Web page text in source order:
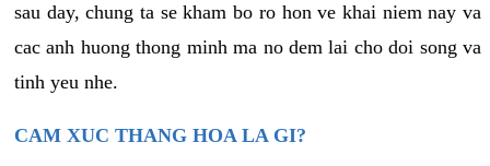
sau day, chung ta se kham bo ro hon ve khai niem nay va
cac anh huong thong minh ma no dem lai cho doi song va
tinh yeu nhe.
CAM XUC THANG HOA LA GI?